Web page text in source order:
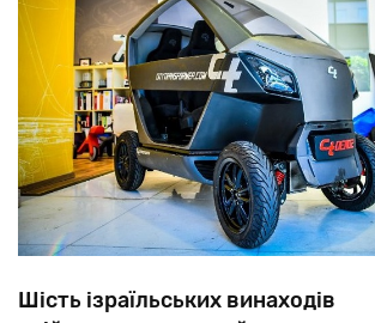
Шість ізраїльських винаходів